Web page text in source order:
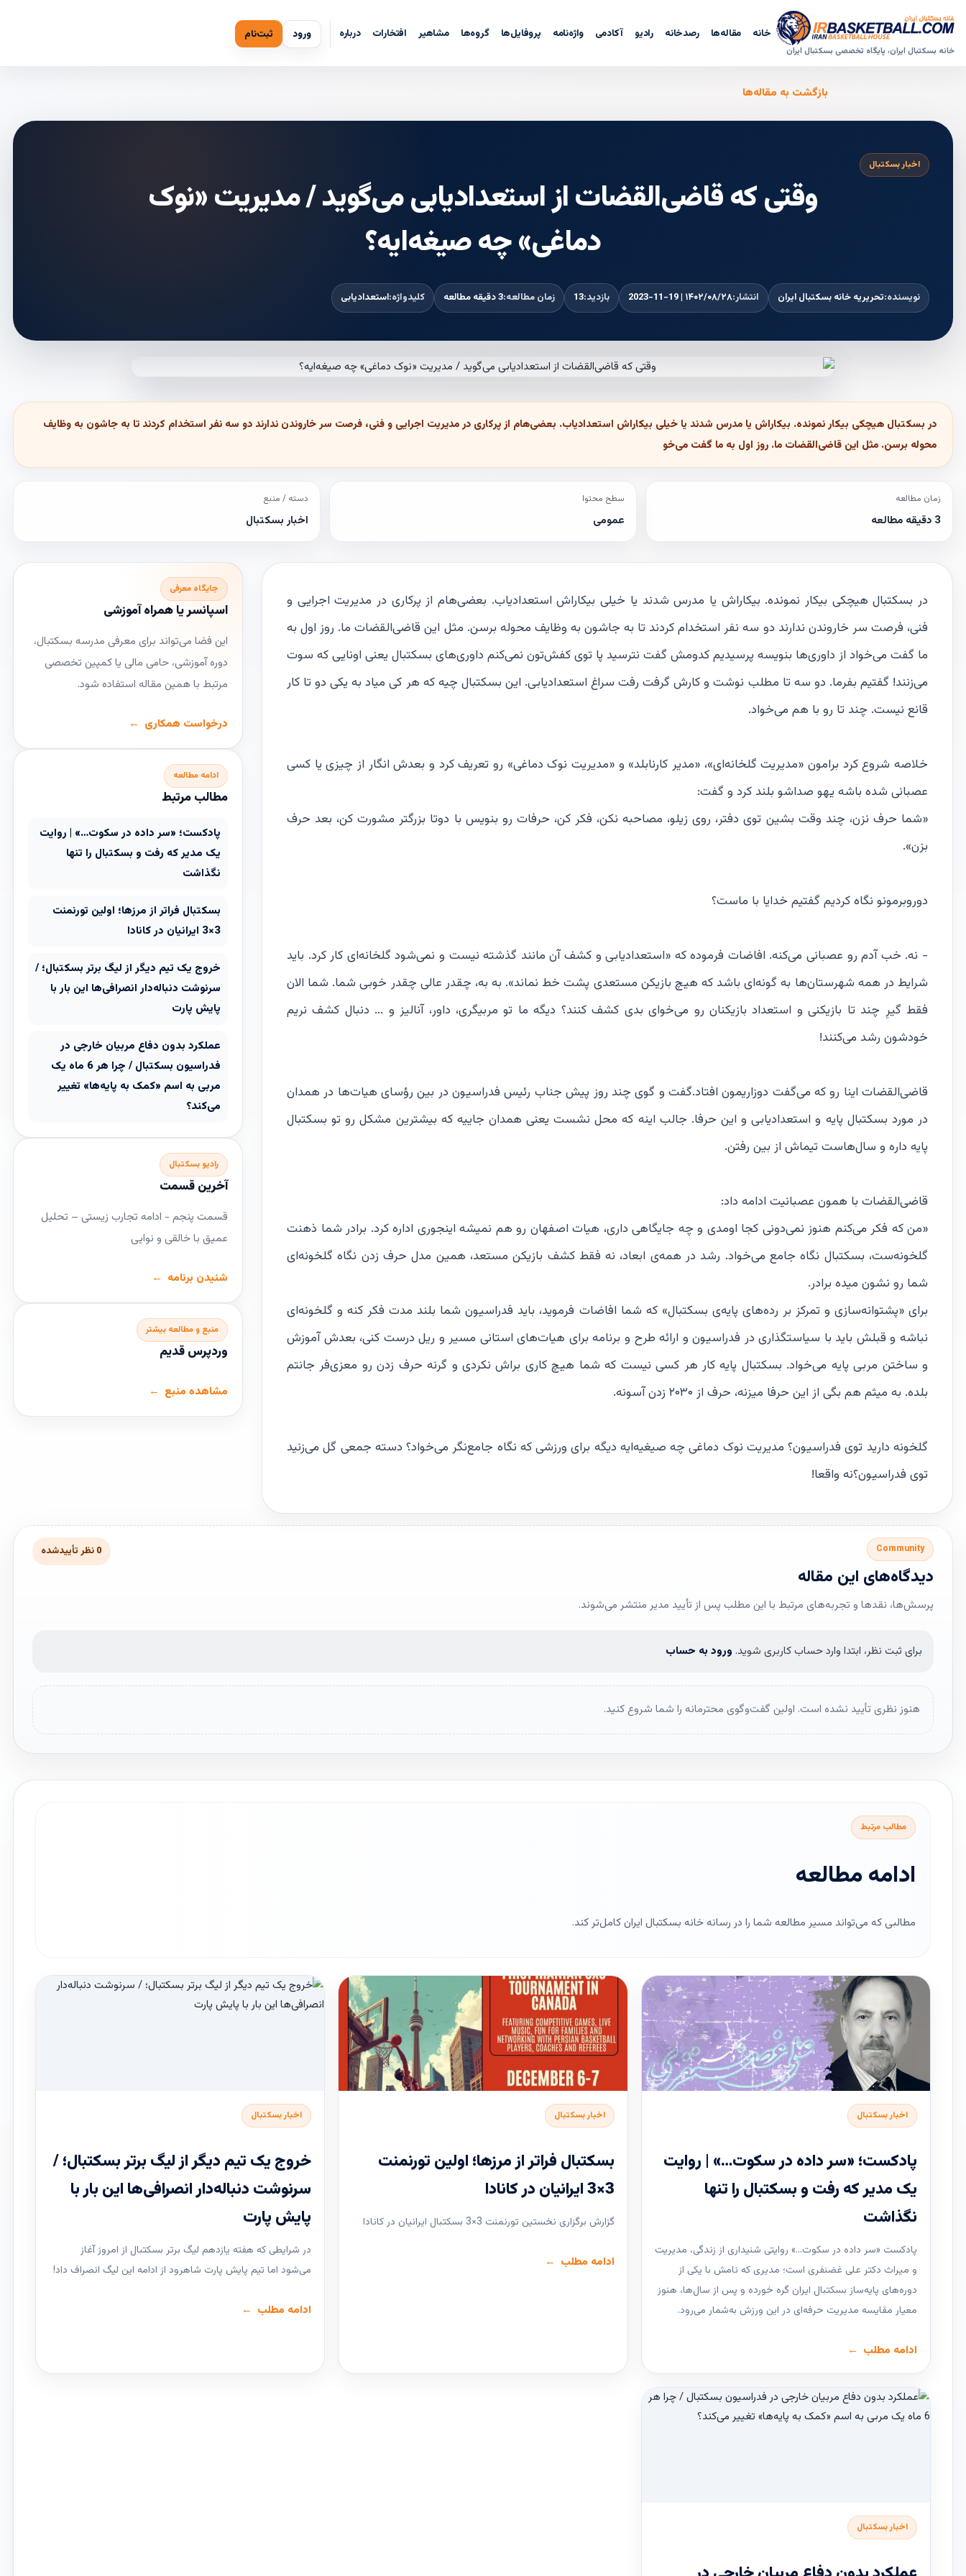
خانه بسکتبال ایران، پایگاه تخصصی بسکتبال ایران
خانه مقاله‌ها رصدخانه رادیو آکادمی واژه‌نامه پروفایل‌ها گروه‌ها مشاهیر افتخارات درباره ورود ثبت‌نام
بازگشت به مقاله‌ها
اخبار بسکتبال
وقتی که قاضی‌القضات از استعدادیابی می‌گوید / مدیریت «نوک
دماغی» چه صیغه‌ایه؟
نویسنده:تحریریه خانه بسکتبال ایران انتشار:۱۴۰۲/۰۸/۲۸ | 2023-11-19 بازدید:13 زمان مطالعه:3 دقیقه مطالعه کلیدواژه:استعدادیابی
در بسکتبال هیچکی بیکار نمونده. بیکاراش یا مدرس شدند یا خیلی بیکاراش استعدادیاب. بعضی‌هام از پرکاری در مدیریت اجرایی و فنی، فرصت سر خاروندن ندارند دو سه نفر استخدام کردند تا به جاشون به وظایف
محوله برسن. مثل این قاضی‌القضات ما. روز اول به ما گفت می‌خو
زمان مطالعه
3 دقیقه مطالعه
سطح محتوا
عمومی
دسته / منبع
اخبار بسکتبال
در بسکتبال هیچکی بیکار نمونده. بیکاراش یا مدرس شدند یا خیلی بیکاراش استعدادیاب. بعضی‌هام از پرکاری در مدیریت اجرایی و
فنی، فرصت سر خاروندن ندارند دو سه نفر استخدام کردند تا به جاشون به وظایف محوله برسن. مثل این قاضی‌القضات ما. روز اول به
ما گفت می‌خواد از داوری‌ها بنویسه پرسیدیم کدومش گفت نترسید پا توی کفش‌تون نمی‌کنم داوری‌های بسکتبال یعنی اونایی که سوت
می‌زنند! گفتیم بفرما. دو سه تا مطلب نوشت و کارش گرفت رفت سراغ استعدادیابی. این بسکتبال چیه که هر کی میاد به یکی دو تا کار
قانع نیست. چند تا رو با هم می‌خواد.
خلاصه شروع کرد برامون «مدیریت گلخانه‌ای»، «مدیر کارنابلد» و «مدیریت نوک دماغی» رو تعریف کرد و بعدش انگار از چیزی یا کسی
عصبانی شده باشه یهو صداشو بلند کرد و گفت:
«شما حرف نزن، چند وقت بشین توی دفتر، روی زیلو، مصاحبه نکن، فکر کن، حرفات رو بنویس با دوتا بزرگتر مشورت کن، بعد حرف
بزن».
دوروبرمونو نگاه کردیم گفتیم خدایا با ماست؟
- نه. خب آدم رو عصبانی می‌کنه. افاضات فرموده که «استعدادیابی و کشف آن مانند گذشته نیست و نمی‌شود گلخانه‌ای کار کرد. باید
شرایط در همه شهرستان‌ها به گونه‌ای باشد که هیچ بازیکن مستعدی پشت خط نماند». به به، چقدر عالی چقدر خوبی شما. شما الان
فقط گیرِ چند تا بازیکنی و استعداد بازیکنان رو می‌خوای بدی کشف کنند؟ دیگه ما تو مربیگری، داور، آنالیز و ... دنبال کشف نریم
خودشون رشد می‌کنند!
قاضی‌القضات اینا رو که می‌گفت دوزاریمون افتاد.گفت و گوی چند روز پیش جناب رئیس فدراسیون در بین رؤسای هیات‌ها در همدان
در مورد بسکتبال پایه و استعدادیابی و این حرفا. جالب اینه که محل نشست یعنی همدان جاییه که بیشترین مشکل رو تو بسکتبال
پایه داره و سال‌هاست تیماش از بین رفتن.
قاضی‌القضات با همون عصبانیت ادامه داد:
«من که فکر ‌می‌کنم هنوز نمی‌دونی کجا اومدی و چه جایگاهی داری، هیات اصفهان رو هم نمیشه اینجوری اداره کرد. برادر شما ذهنت
گلخونه‌ست، بسکتبال نگاه جامع می‌خواد. رشد در همه‌ی ابعاد، نه فقط کشف بازیکن‌ مستعد، همین مدل حرف زدن نگاه گلخونه‌ای
شما رو نشون میده برادر.
برای «پشتوانه‌سازی و تمرکز بر رده‌های پایه‌‌ی بسکتبال» که شما افاضات فرموید، باید فدراسیون شما بلند مدت فکر کنه و گلخونه‌ای
نباشه و قبلش باید با سیاستگذاری در فدراسیون و ارائه طرح و برنامه برای هیات‌های استانی مسیر و ریل درست کنی، بعدش آموزش
و ساختن مربی پایه می‌خواد. بسکتبال پایه کار هر کسی نیست که شما هیچ کاری براش نکردی و گرنه حرف زدن رو معزی‌فر جانتم
بلده. به میثم هم بگی از این حرفا میزنه، حرف از ۲۰۳۰ زدن آسونه.
گلخونه دارید توی فدراسیون؟ مدیریت نوک دماغی چه صیغیه‌ایه دیگه برای ورزشی که نگاه جامع‌نگر می‌خواد؟ دسته جمعی گل می‌زنید
توی فدراسیون؟نه واقعا!
جایگاه معرفی
اسپانسر یا همراه آموزشی
این فضا می‌تواند برای معرفی مدرسه بسکتبال،
دوره آموزشی، حامی مالی یا کمپین تخصصی
مرتبط با همین مقاله استفاده شود.
درخواست همکاری
ادامه مطالعه
مطالب مرتبط
پادکست؛ «سر داده در سکوت…» | روایت
یک مدیر که رفت و بسکتبال را تنها
نگذاشت
بسکتبال فراتر از مرزها؛ اولین تورنمنت
3×3 ایرانیان در کانادا
خروج یک تیم دیگر از لیگ برتر بسکتبال؛ /
سرنوشت دنباله‌دار انصرافی‌ها این بار با
پایش پارت
عملکرد بدون دفاع مربیان خارجی در
فدراسیون بسکتبال / چرا هر 6 ماه یک
مربی به اسم «کمک به پایه‌ها» تغییر
می‌کند؟
رادیو بسکتبال
آخرین قسمت
قسمت پنجم - ادامه تجارب زیستی – تحلیل
عمیق با خالقی و نوایی
شنیدن برنامه
منبع و مطالعه بیشتر
وردپرس قدیم
مشاهده منبع
Community
دیدگاه‌های این مقاله
پرسش‌ها، نقدها و تجربه‌های مرتبط با این مطلب پس از تأیید مدیر منتشر می‌شوند.
0 نظر تأییدشده
برای ثبت نظر، ابتدا وارد حساب کاربری شوید. ورود به حساب
هنوز نظری تأیید نشده است. اولین گفت‌وگوی محترمانه را شما شروع کنید.
مطالب مرتبط
ادامه مطالعه
مطالبی که می‌تواند مسیر مطالعه شما را در رسانه خانه بسکتبال ایران کامل‌تر کند.
اخبار بسکتبال
پادکست؛ «سر داده در سکوت…» | روایت
یک مدیر که رفت و بسکتبال را تنها
نگذاشت
پادکست «سر داده در سکوت…» روایتی شنیداری از زندگی، مدیریت
و میراث دکتر علی غضنفری است؛ مدیری که نامش با یکی از
دوره‌های پایه‌ساز بسکتبال ایران گره خورده و پس از سال‌ها، هنوز
معیار مقایسه مدیریت حرفه‌ای در این ورزش به‌شمار می‌رود.
ادامه مطلب
اخبار بسکتبال
بسکتبال فراتر از مرزها؛ اولین تورنمنت
3×3 ایرانیان در کانادا
گزارش برگزاری نخستین تورنمنت 3×3 بسکتبال ایرانیان در کانادا
ادامه مطلب
اخبار بسکتبال
خروج یک تیم دیگر از لیگ برتر بسکتبال؛ /
سرنوشت دنباله‌دار انصرافی‌ها این بار با
پایش پارت
در شرایطی که هفته یازدهم لیگ ‌برتر بسکتبال از امروز آغاز
می‌شود اما تیم پایش پارت شاهرود از ادامه این لیگ انصراف داد!
ادامه مطلب
اخبار بسکتبال